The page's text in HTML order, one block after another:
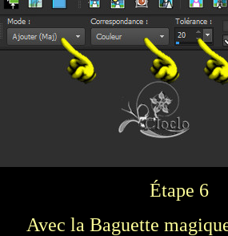
Étape 6
Avec la Baguette